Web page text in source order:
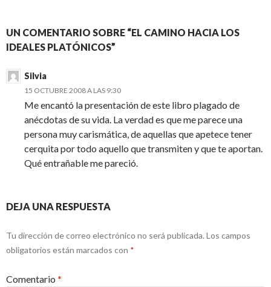
UN COMENTARIO SOBRE “EL CAMINO HACIA LOS
IDEALES PLATÓNICOS”
Silvia
15 OCTUBRE 2008 A LAS 9:30
Me encantó la presentación de este libro plagado de
anécdotas de su vida. La verdad es que me parece una
persona muy carismática, de aquellas que apetece tener
cerquita por todo aquello que transmiten y que te aportan.
Qué entrañable me pareció.
DEJA UNA RESPUESTA
Tu dirección de correo electrónico no será publicada. Los campos
obligatorios están marcados con *
Comentario *